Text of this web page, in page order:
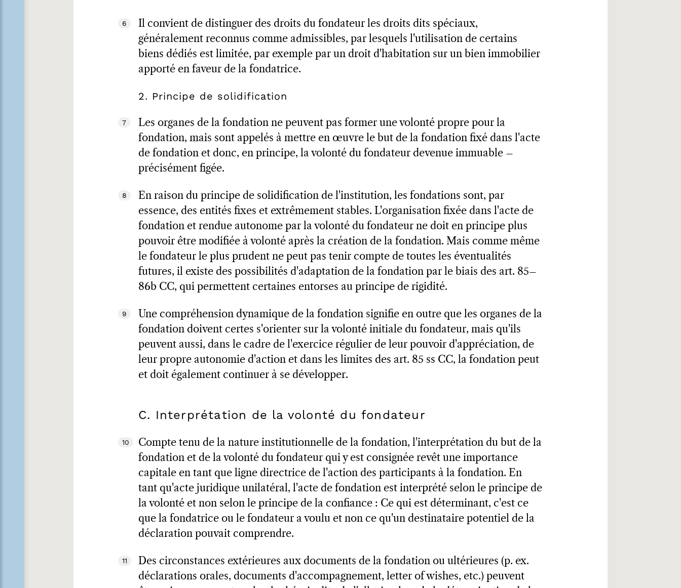
6
Il convient de distinguer des droits du fondateur les droits dits spéciaux,
généralement reconnus comme admissibles, par lesquels l'utilisation de certains
biens dédiés est limitée, par exemple par un droit d'habitation sur un bien immobilier
apporté en faveur de la fondatrice.
2. Principe de solidification
7
Les organes de la fondation ne peuvent pas former une volonté propre pour la
fondation, mais sont appelés à mettre en œuvre le but de la fondation fixé dans l'acte
de fondation et donc, en principe, la volonté du fondateur devenue immuable –
précisément figée.
8
En raison du principe de solidification de l'institution, les fondations sont, par
essence, des entités fixes et extrêmement stables. L'organisation fixée dans l'acte de
fondation et rendue autonome par la volonté du fondateur ne doit en principe plus
pouvoir être modifiée à volonté après la création de la fondation. Mais comme même
le fondateur le plus prudent ne peut pas tenir compte de toutes les éventualités
futures, il existe des possibilités d'adaptation de la fondation par le biais des art. 85–
86b CC, qui permettent certaines entorses au principe de rigidité.
9
Une compréhension dynamique de la fondation signifie en outre que les organes de la
fondation doivent certes s'orienter sur la volonté initiale du fondateur, mais qu'ils
peuvent aussi, dans le cadre de l'exercice régulier de leur pouvoir d'appréciation, de
leur propre autonomie d'action et dans les limites des art. 85 ss CC, la fondation peut
et doit également continuer à se développer.
C. Interprétation de la volonté du fondateur
10
Compte tenu de la nature institutionnelle de la fondation, l'interprétation du but de la
fondation et de la volonté du fondateur qui y est consignée revêt une importance
capitale en tant que ligne directrice de l'action des participants à la fondation. En
tant qu'acte juridique unilatéral, l'acte de fondation est interprété selon le principe de
la volonté et non selon le principe de la confiance : Ce qui est déterminant, c'est ce
que la fondatrice ou le fondateur a voulu et non ce qu'un destinataire potentiel de la
déclaration pouvait comprendre.
11
Des circonstances extérieures aux documents de la fondation ou ultérieures (p. ex.
déclarations orales, documents d'accompagnement, letter of wishes, etc.) peuvent